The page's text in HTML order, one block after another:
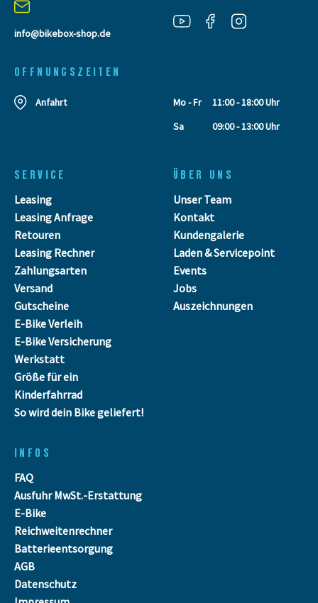
info@bikebox-shop.de
OFFNUNGSZEITEN
Anfahrt Mo - Fr
11:00 - 18:00 Uhr
Sa
09:00 - 13:00 Uhr
SERVICE
Leasing
Leasing Anfrage
Retouren
Leasing Rechner
Zahlungsarten
Versand
Gutscheine
E-Bike Verleih
E-Bike Versicherung
Werkstatt
Größe für ein
Kinderfahrrad
So wird dein Bike geliefert!
ÜBER UNS
Unser Team
Kontakt
Kundengalerie
Laden & Servicepoint
Events
Jobs
Auszeichnungen
INFOS
FAQ
Ausfuhr MwSt.-Erstattung
E-Bike
Reichweitenrechner
Batterieentsorgung
AGB
Datenschutz